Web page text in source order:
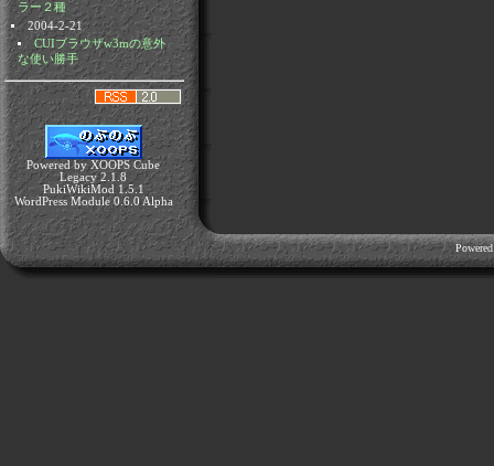
ラー２種
2004-2-21
CUIブラウザw3mの意外
な使い勝手
Powered by XOOPS Cube
Legacy 2.1.8
PukiWikiMod 1.5.1
WordPress Module 0.6.0 Alpha